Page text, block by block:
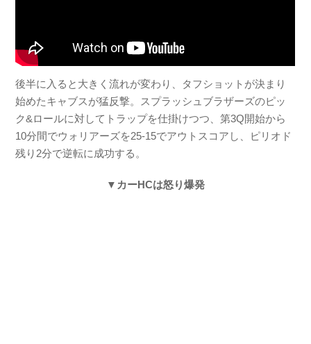
後半に入ると大きく流れが変わり、タフショットが決まり
始めたキャブスが猛反撃。スプラッシュブラザーズのピッ
ク&ロールに対してトラップを仕掛けつつ、第3Q開始から
10分間でウォリアーズを25-15でアウトスコアし、ピリオド
残り2分で逆転に成功する。
▼カーHCは怒り爆発